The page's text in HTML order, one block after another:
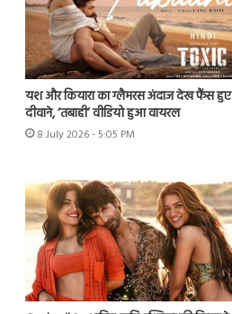
यश और कियारा का ग्लैमरस अंदाज देख फैंस हुए
दीवाने, ‘तबाही’ वीडियो हुआ वायरल
8 July 2026 - 5:05 PM